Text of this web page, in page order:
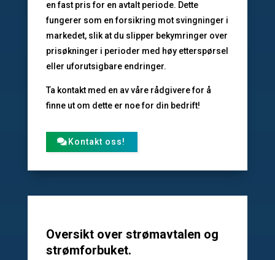
en fast pris for en avtalt periode. Dette
fungerer som en forsikring mot svingninger i
markedet, slik at du slipper bekymringer over
prisøkninger i perioder med høy etterspørsel
eller uforutsigbare endringer.
Ta kontakt med en av våre rådgivere for å
finne ut om dette er noe for din bedrift!
Kontakt oss!
Oversikt over strømavtalen og
strømforbuket.